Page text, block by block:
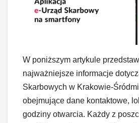
W poniższym artykule
najważniejsze informacje
Skarbowych w Krakowie-
obejmujące dane kontaktowe,
godziny otwarcia. Każdy z